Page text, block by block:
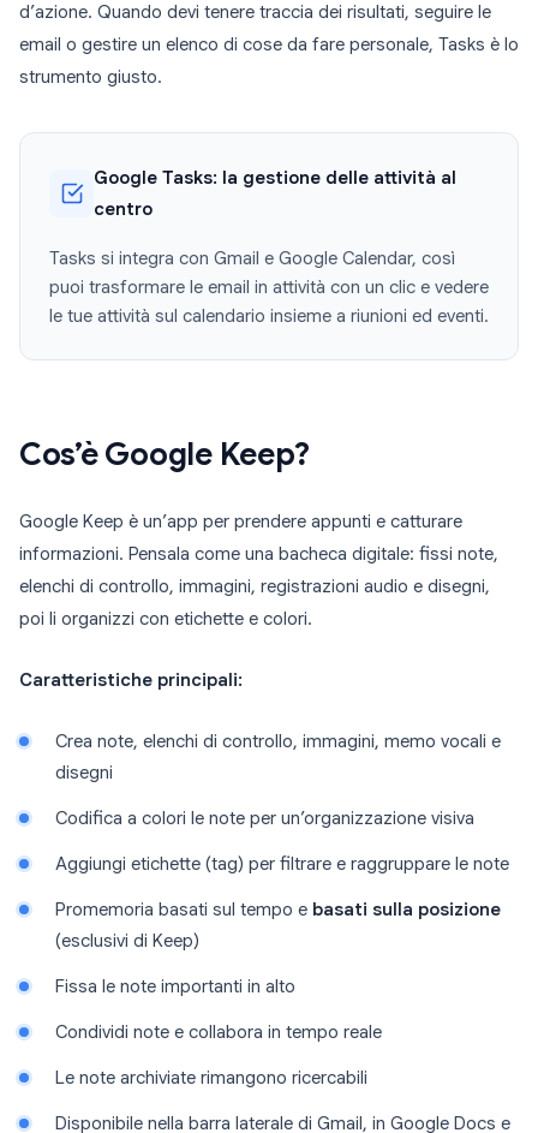
d’azione. Quando devi tenere traccia dei risultati, seguire le
email o gestire un elenco di cose da fare personale, Tasks è lo
strumento giusto.
Google Tasks: la gestione delle attività al
centro
Tasks si integra con Gmail e Google Calendar, così
puoi trasformare le email in attività con un clic e vedere
le tue attività sul calendario insieme a riunioni ed eventi.
Cos’è Google Keep?
Google Keep è un’app per prendere appunti e catturare
informazioni. Pensala come una bacheca digitale: fissi note,
elenchi di controllo, immagini, registrazioni audio e disegni,
poi li organizzi con etichette e colori.
Caratteristiche principali:
Crea note, elenchi di controllo, immagini, memo vocali e
disegni
Codifica a colori le note per un’organizzazione visiva
Aggiungi etichette (tag) per filtrare e raggruppare le note
Promemoria basati sul tempo e basati sulla posizione
(esclusivi di Keep)
Fissa le note importanti in alto
Condividi note e collabora in tempo reale
Le note archiviate rimangono ricercabili
Disponibile nella barra laterale di Gmail, in Google Docs e